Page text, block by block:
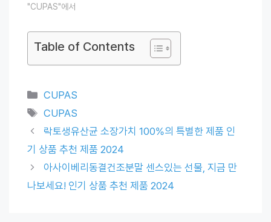
"CUPAS"에서
Table of Contents
Categories
CUPAS
Tags
CUPAS
락토생유산균 소장가치 100%의 특별한 제품 인
기 상품 추천 제품 2024
아사이베리동결건조분말 센스있는 선물, 지금 만
나보세요! 인기 상품 추천 제품 2024